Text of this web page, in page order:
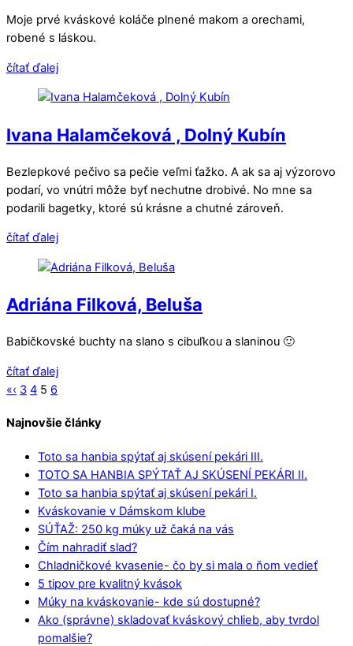
Moje prvé kváskové koláče plnené makom a orechami,
robené s láskou.
čítať ďalej
Ivana Halamčeková , Dolný Kubín
Bezlepkové pečivo sa pečie veľmi ťažko. A ak sa aj výzorovo
podarí, vo vnútri môže byť nechutne drobivé. No mne sa
podarili bagetky, ktoré sú krásne a chutné zároveň.
čítať ďalej
Adriána Filková, Beluša
Babičkovské buchty na slano s cibuľkou a slaninou 🙂
čítať ďalej
«‹ 3 4 5 6
Najnovšie články
Toto sa hanbia spýtať aj skúsení pekári III.
TOTO SA HANBIA SPÝTAŤ AJ SKÚSENÍ PEKÁRI II.
Toto sa hanbia spýtať aj skúsení pekári I.
Kváskovanie v Dámskom klube
SÚŤAŽ: 250 kg múky už čaká na vás
Čím nahradiť slad?
Chladničkové kvasenie- čo by si mala o ňom vedieť
5 tipov pre kvalitný kvások
Múky na kváskovanie- kde sú dostupné?
Ako (správne) skladovať kváskový chlieb, aby tvrdol
pomalšie?